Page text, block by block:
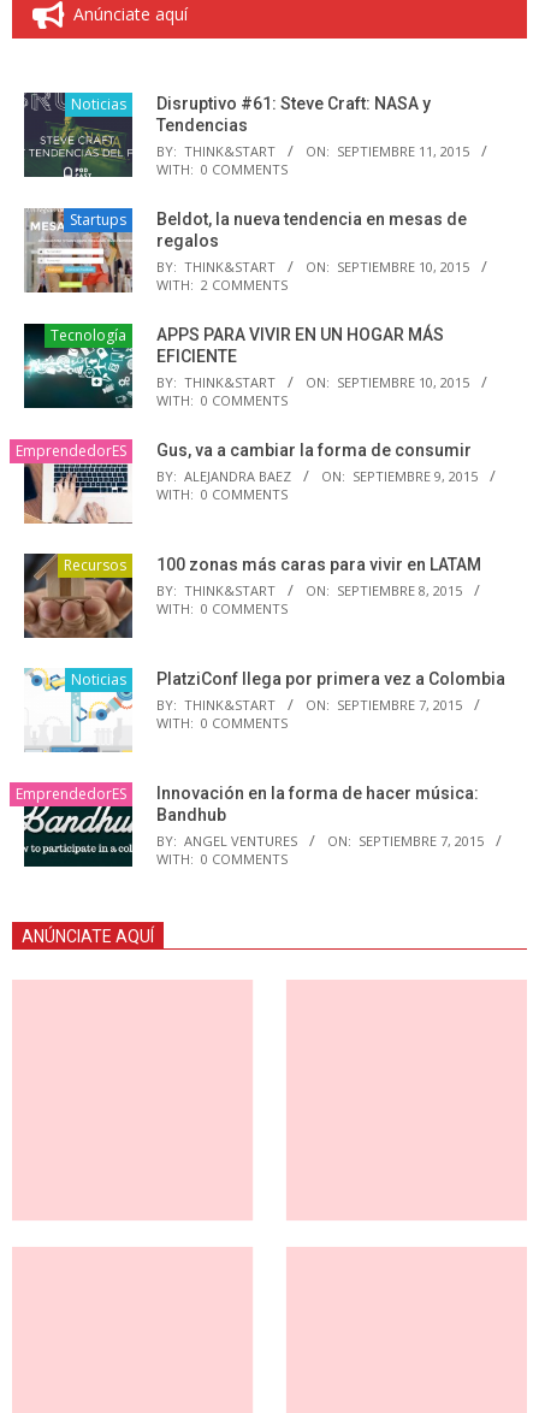
Anúnciate aquí
Noticias
Disruptivo #61: Steve Craft: NASA y
Tendencias
BY: THINK&START ON: SEPTIEMBRE 11, 2015
WITH: 0 COMMENTS
Startups
Beldot, la nueva tendencia en mesas de
regalos
BY: THINK&START ON: SEPTIEMBRE 10, 2015
WITH: 2 COMMENTS
Tecnología
APPS PARA VIVIR EN UN HOGAR MÁS
EFICIENTE
BY: THINK&START ON: SEPTIEMBRE 10, 2015
WITH: 0 COMMENTS
EmprendedorES Gus, va a cambiar la forma de consumir
BY: ALEJANDRA BAEZ ON: SEPTIEMBRE 9, 2015
WITH: 0 COMMENTS
Recursos 100 zonas más caras para vivir en LATAM
BY: THINK&START ON: SEPTIEMBRE 8, 2015
WITH: 0 COMMENTS
Noticias PlatziConf llega por primera vez a Colombia
BY: THINK&START ON: SEPTIEMBRE 7, 2015
WITH: 0 COMMENTS
EmprendedorES
Innovación en la forma de hacer música:
Bandhub
BY: ANGEL VENTURES ON: SEPTIEMBRE 7, 2015
WITH: 0 COMMENTS
ANÚNCIATE AQUÍ